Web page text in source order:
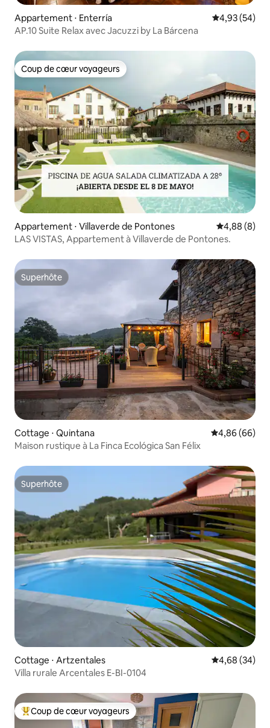
Appartement ⋅ Enterría Évaluation
4,93 (54)
AP.10 Suite Relax avec Jacuzzi by La Bárcena
Coup de cœur voyageurs
Coup de cœur voyageurs
Appartement ⋅ Villaverde de Pontones Évaluation
4,88 (8)
LAS VISTAS, Appartement à Villaverde de Pontones.
Superhôte
Superhôte
Cottage ⋅ Quintana Évaluation
4,86 (66)
Maison rustique à La Finca Ecológica San Félix
Superhôte
Superhôte
Cottage ⋅ Artzentales Évaluation
4,68 (34)
Villa rurale Arcentales E-BI-0104
Coups de cœur voyageurs les plus appréciés
Coup de cœur voyageurs